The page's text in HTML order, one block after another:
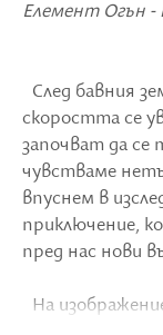
Елемент Огън -
След бавния
скоростта се
започват да
чувстваме
впуснем в
приключение,
пред нас нови
На